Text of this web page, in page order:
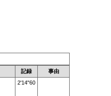
記録
事由
2'14"60